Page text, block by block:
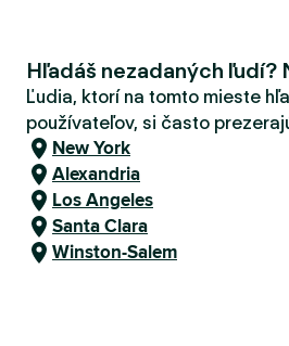
Hľadáš nezadaných ľudí?
Ľudia, ktorí na tomto mieste
používateľov, si často
New York
Alexandria
Los Angeles
Santa Clara
Winston-Salem